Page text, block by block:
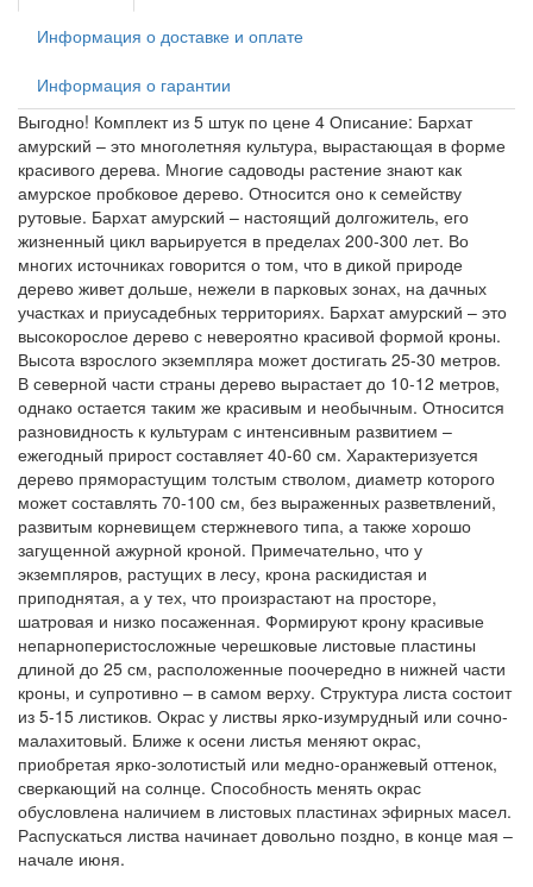
Информация о доставке и оплате
Информация о гарантии
Выгодно! Комплект из 5 штук по цене 4 Описание: Бархат
амурский – это многолетняя культура, вырастающая в форме
красивого дерева. Многие садоводы растение знают как
амурское пробковое дерево. Относится оно к семейству
рутовые. Бархат амурский – настоящий долгожитель, его
жизненный цикл варьируется в пределах 200-300 лет. Во
многих источниках говорится о том, что в дикой природе
дерево живет дольше, нежели в парковых зонах, на дачных
участках и приусадебных территориях. Бархат амурский – это
высокорослое дерево с невероятно красивой формой кроны.
Высота взрослого экземпляра может достигать 25-30 метров.
В северной части страны дерево вырастает до 10-12 метров,
однако остается таким же красивым и необычным. Относится
разновидность к культурам с интенсивным развитием –
ежегодный прирост составляет 40-60 см. Характеризуется
дерево пряморастущим толстым стволом, диаметр которого
может составлять 70-100 см, без выраженных разветвлений,
развитым корневищем стержневого типа, а также хорошо
загущенной ажурной кроной. Примечательно, что у
экземпляров, растущих в лесу, крона раскидистая и
приподнятая, а у тех, что произрастают на просторе,
шатровая и низко посаженная. Формируют крону красивые
непарноперистосложные черешковые листовые пластины
длиной до 25 см, расположенные поочередно в нижней части
кроны, и супротивно – в самом верху. Структура листа состоит
из 5-15 листиков. Окрас у листвы ярко-изумрудный или сочно-
малахитовый. Ближе к осени листья меняют окрас,
приобретая ярко-золотистый или медно-оранжевый оттенок,
сверкающий на солнце. Способность менять окрас
обусловлена наличием в листовых пластинах эфирных масел.
Распускаться листва начинает довольно поздно, в конце мая –
начале июня.